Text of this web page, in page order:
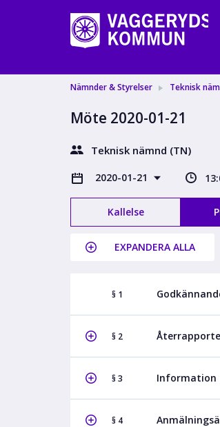
Nämnder & Styrelser Teknisk
Möte 2020-01-21
Teknisk nämnd (TN)
2020-01-21
Kallelse
EXPANDERA ALLA
§ 1
§ 2
§ 3 Information
§ 4